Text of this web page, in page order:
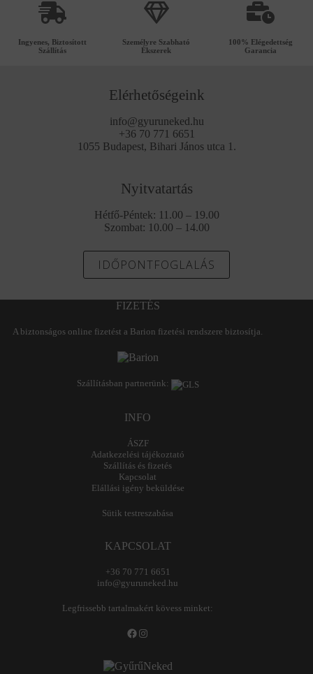
Ingyenes, Biztosított
Szállítás
Személyre Szabható
Ékszerek
100% Elégedettség
Garancia
Elérhetőségeink
info@gyuruneked.hu
+36 70 771 6651
1055 Budapest, Bihari János utca 1.
Nyitvatartás
Hétfő-Péntek: 11.00 – 19.00
Szombat: 10.00 – 14.00
IDŐPONTFOGLALÁS
FIZETÉS
A biztonságos online fizetést a Barion fizetési rendszere biztosítja.
Szállításban partnerünk:
INFO
ÁSZF
Adatkezelési tájékoztató
Szállítás és fizetés
Kapcsolat
Elállási igény beküldése
Sütik testreszabása
KAPCSOLAT
+36 70 771 6651
info@gyuruneked.hu
Legfrissebb tartalmakért kövess minket:
Facebook
Instagram